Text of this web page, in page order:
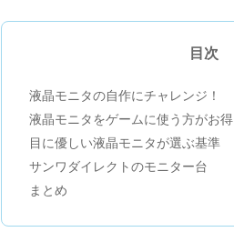
目次
液晶モニタの自作にチャレンジ！
液晶モニタをゲームに使う方がお得
目に優しい液晶モニタが選ぶ基準
サンワダイレクトのモニター台
まとめ